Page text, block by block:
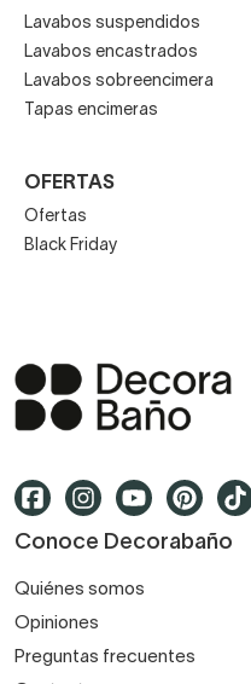
Lavabos suspendidos
Lavabos encastrados
Lavabos sobreencimera
Tapas encimeras
OFERTAS
Ofertas
Black Friday
Conoce Decorabaño
Quiénes somos
Opiniones
Preguntas frecuentes